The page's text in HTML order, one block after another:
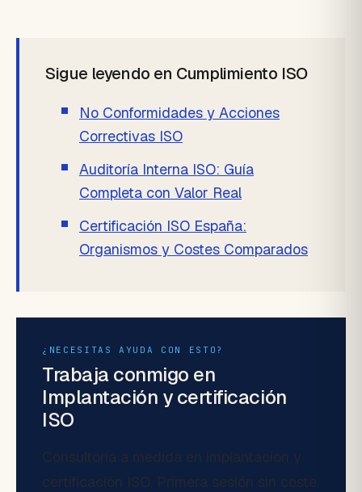
Sigue leyendo en Cumplimiento ISO
No Conformidades y Acciones
Correctivas ISO
Auditoría Interna ISO: Guía
Completa con Valor Real
Certificación ISO España:
Organismos y Costes Comparados
¿NECESITAS AYUDA CON ESTO?
Trabaja conmigo en
Implantación y certificación
ISO
Consultoría a medida en implantación y
certificación ISO. Primera sesión sin coste.